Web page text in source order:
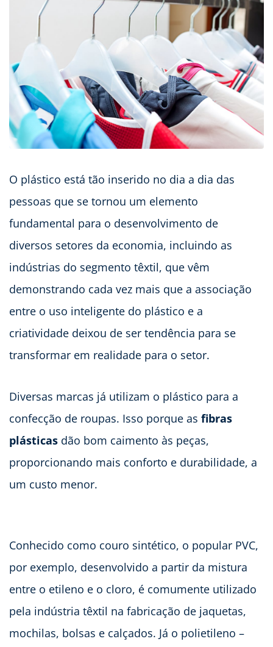
O plástico está tão inserido no dia a dia das
pessoas que se tornou um elemento
fundamental para o desenvolvimento de
diversos setores da economia, incluindo as
indústrias do segmento têxtil, que vêm
demonstrando cada vez mais que a associação
entre o uso inteligente do plástico e a
criatividade deixou de ser tendência para se
transformar em realidade para o setor.
Diversas marcas já utilizam o plástico para a
confecção de roupas. Isso porque as fibras
plásticas dão bom caimento às peças,
proporcionando mais conforto e durabilidade, a
um custo menor.
Conhecido como couro sintético, o popular PVC,
por exemplo, desenvolvido a partir da mistura
entre o etileno e o cloro, é comumente utilizado
pela indústria têxtil na fabricação de jaquetas,
mochilas, bolsas e calçados. Já o polietileno –